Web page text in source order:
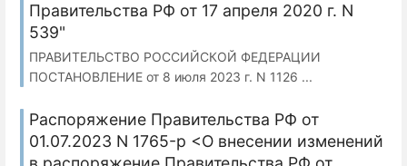
Правительства РФ от 17 апреля 2020 г. N
539"
ПРАВИТЕЛЬСТВО РОССИЙСКОЙ ФЕДЕРАЦИИ
ПОСТАНОВЛЕНИЕ от 8 июля 2023 г. N 1126 ...
Распоряжение Правительства РФ от
01.07.2023 N 1765-р <О внесении изменений